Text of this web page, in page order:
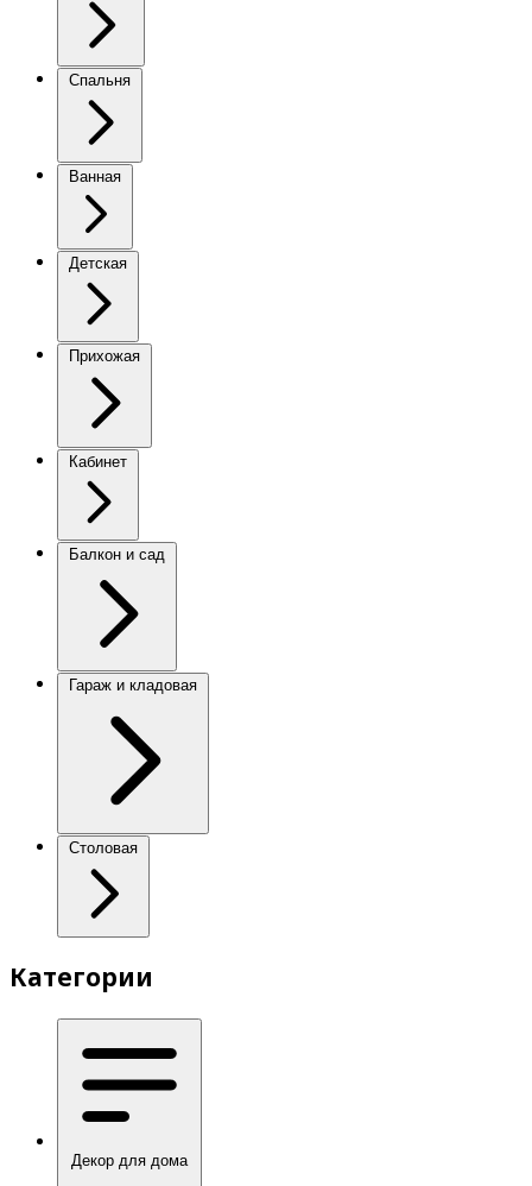
Спальня
Ванная
Детская
Прихожая
Кабинет
Балкон и сад
Гараж и кладовая
Столовая
Категории
Декор для дома